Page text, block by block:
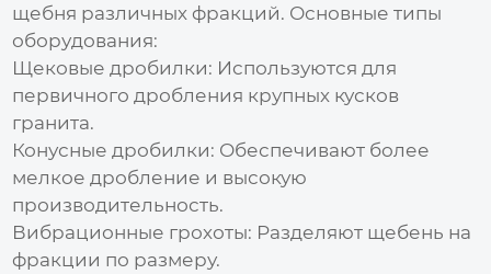
щебня различных фракций. Основные типы
оборудования:
Щековые дробилки: Используются для
первичного дробления крупных кусков
гранита.
Конусные дробилки: Обеспечивают более
мелкое дробление и высокую
производительность.
Вибрационные грохоты: Разделяют щебень на
фракции по размеру.